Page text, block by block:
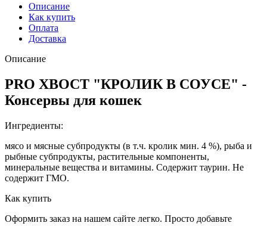
Описание
Как купить
Оплата
Доставка
Описание
PRO ХВОСТ "КРОЛИК В СОУСЕ" -
Консервы для кошек
Ингредиенты:
мясо и мясные субпродукты (в т.ч. кролик мин. 4 %), рыба и
рыбные субпродукты, растительные компоненты,
минеральные вещества и витамины. Содержит таурин. Не
содержит ГМО.
Как купить
Оформить заказ на нашем сайте легко. Просто добавьте